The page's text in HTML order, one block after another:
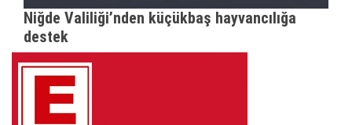
Niğde Valiliği’nden küçükbaş hayvancılığa
destek